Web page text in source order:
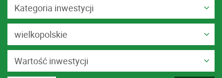
Kategoria inwestycji
wielkopolskie
Wartość inwestycji